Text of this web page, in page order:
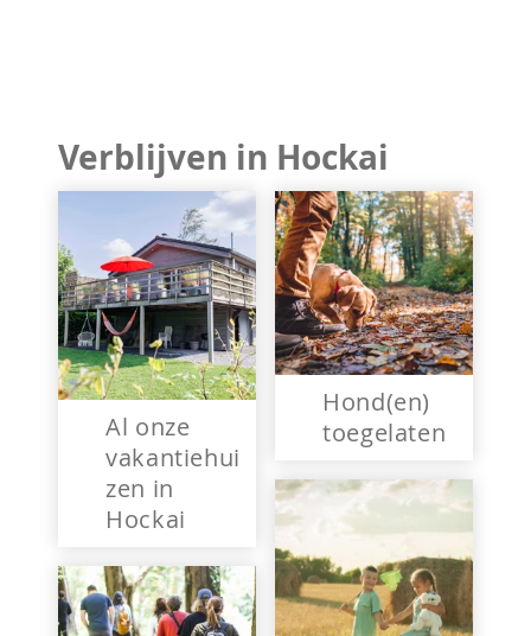
Verblijven in Hockai
Al onze
vakantiehui
zen in
Hockai
Hond(en)
toegelaten